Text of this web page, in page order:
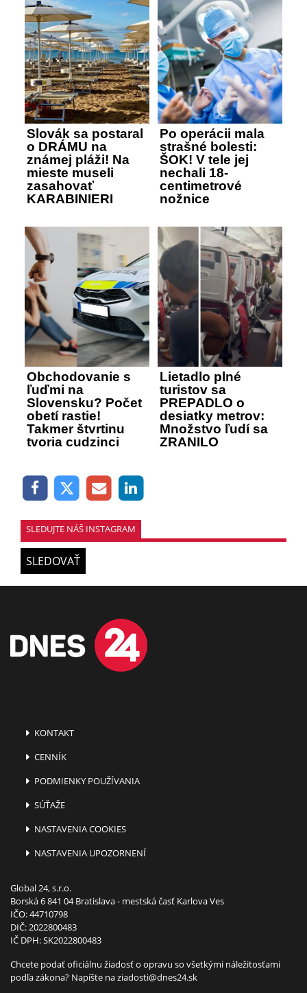
Slovák sa postaral
o DRÁMU na
známej pláži! Na
mieste museli
zasahovať
KARABINIERI
Po operácii mala
strašné bolesti:
ŠOK! V tele jej
nechali 18-
centimetrové
nožnice
Obchodovanie s
ľuďmi na
Slovensku? Počet
obetí rastie!
Takmer štvrtinu
tvoria cudzinci
Lietadlo plné
turistov sa
PREPADLO o
desiatky metrov:
Množstvo ľudí sa
ZRANILO
SLEDUJTE NÁŠ INSTAGRAM
SLEDOVAŤ
KONTAKT
CENNÍK
PODMIENKY POUŽÍVANIA
SÚŤAŽE
NASTAVENIA COOKIES
NASTAVENIA UPOZORNENÍ
Global 24, s.r.o.
Borská 6 841 04 Bratislava - mestská časť Karlova Ves
IČO: 44710798
DIČ: 2022800483
IČ DPH: SK2022800483
Chcete podať oficiálnu žiadosť o opravu so všetkými náležitosťami
podľa zákona? Napíšte naziadosti@dnes24.sk